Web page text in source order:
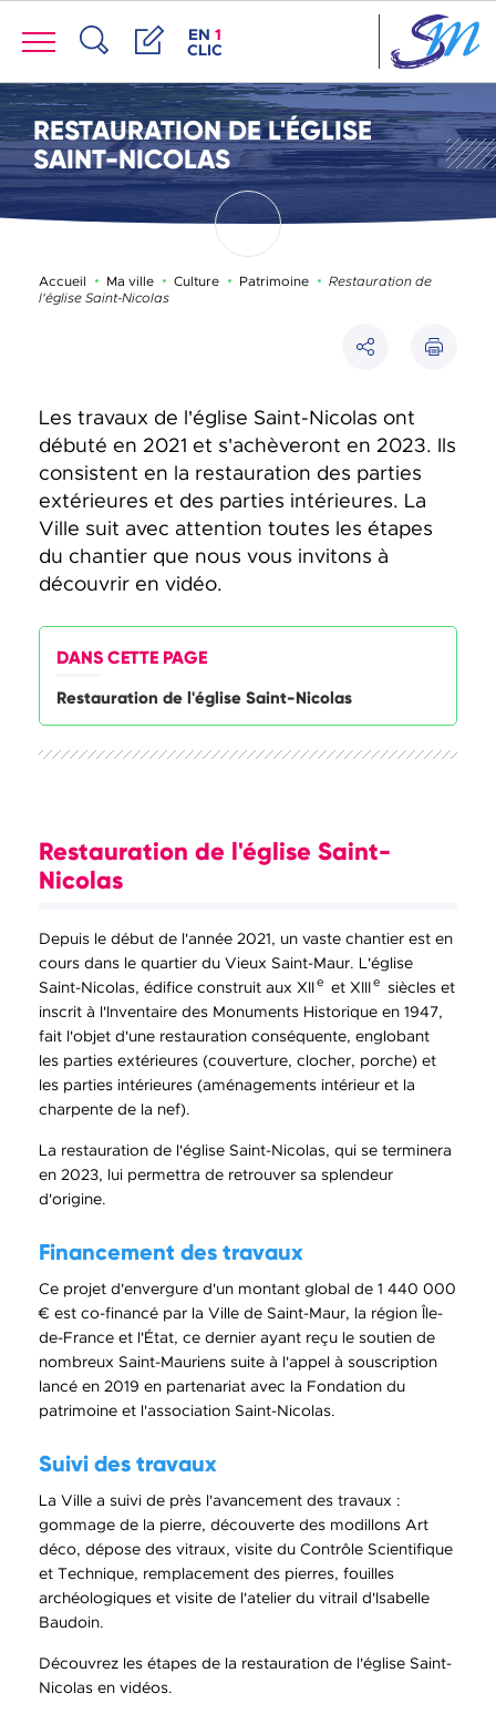
Menu ACCÈS DE LA FENÊTRE DES
EN 1
CLIC
RESTAURATION DE L'ÉGLISE
SAINT-NICOLAS
Accueil Ma ville Culture Patrimoine Page active :
Restauration de
l'église Saint-Nicolas
Partager
Imprimer
Les travaux de l'église Saint-Nicolas ont
débuté en 2021 et s'achèveront en 2023. Ils
consistent en la restauration des parties
extérieures et des parties intérieures. La
Ville suit avec attention toutes les étapes
du chantier que nous vous invitons à
découvrir en vidéo.
DANS CETTE PAGE
Restauration de l'église Saint-Nicolas
Restauration de l'église Saint-
Nicolas
Depuis le début de l'année 2021, un vaste chantier est en
cours dans le quartier du Vieux Saint-Maur. L'église
Saint-Nicolas, édifice construit aux XIIe et XIIIe siècles et
inscrit à l'Inventaire des Monuments Historique en 1947,
fait l'objet d'une restauration conséquente, englobant
les parties extérieures (couverture, clocher, porche) et
les parties intérieures (aménagements intérieur et la
charpente de la nef).
La restauration de l'église Saint-Nicolas, qui se terminera
en 2023, lui permettra de retrouver sa splendeur
d'origine.
Financement des travaux
Ce projet d'envergure d'un montant global de 1 440 000
€ est co-financé par la Ville de Saint-Maur, la région Île-
de-France et l'État, ce dernier ayant reçu le soutien de
nombreux Saint-Mauriens suite à l'appel à souscription
lancé en 2019 en partenariat avec la Fondation du
patrimoine et l'association Saint-Nicolas.
Suivi des travaux
La Ville a suivi de près l'avancement des travaux :
gommage de la pierre, découverte des modillons Art
déco, dépose des vitraux, visite du Contrôle Scientifique
et Technique, remplacement des pierres, fouilles
archéologiques et visite de l'atelier du vitrail d'Isabelle
Baudoin.
Découvrez les étapes de la restauration de l'église Saint-
Nicolas en vidéos.
Panneau de gestion des cookies